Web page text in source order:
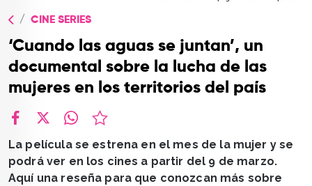
CONTACTO
CINE SERIES
‘Cuando las aguas se juntan’, un
documental sobre la lucha de las
mujeres en los territorios del país
La película se estrena en el mes de la mujer y se
podrá ver en los cines a partir del 9 de marzo.
Aquí una reseña para que conozcan más sobre